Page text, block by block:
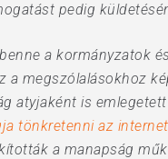
pedig
a kormányzatok
megszólalásokhoz
atyjaként is
tönkretenni az
a manapság